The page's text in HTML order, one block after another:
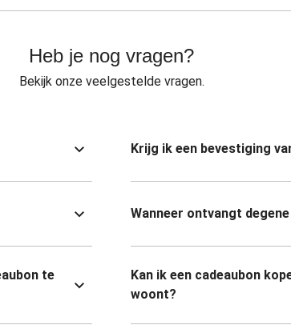
Heb je nog vragen?
Bekijk onze veelgestelde vragen.
te
Krijg ik een bevestiging
Wanneer ontvangt
Kan ik een cadeaubon
woont?